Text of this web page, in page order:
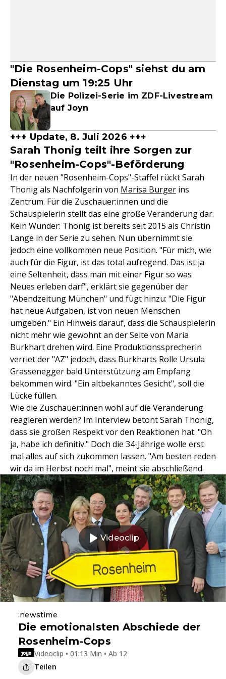
"Die Rosenheim-Cops" siehst du am
Dienstag um 19:25 Uhr
Die Polizei-Serie im ZDF-Livestream
auf Joyn
+++ Update, 8. Juli 2026 +++
Sarah Thonig teilt ihre Sorgen zur
"Rosenheim-Cops"-Beförderung
In der neuen "Rosenheim-Cops"-Staffel rückt Sarah
Thonig als Nachfolgerin von Marisa Burger ins
Zentrum. Für die Zuschauer:innen und die
Schauspielerin stellt das eine große Veränderung dar.
Kein Wunder: Thonig ist bereits seit 2015 als Christin
Lange in der Serie zu sehen. Nun übernimmt sie
jedoch eine vollkommen neue Position. "Für mich, wie
auch für die Figur, ist das total aufregend. Das ist ja
eine Seltenheit, dass man mit einer Figur so was
Neues erleben darf", erklärt sie gegenüber der
"Abendzeitung München" und fügt hinzu: "Die Figur
hat neue Aufgaben, ist von neuen Menschen
umgeben." Ein Hinweis darauf, dass die Schauspielerin
nicht mehr wie gewohnt an der Seite von Maria
Burkhart drehen wird. Eine Produktionssprecherin
verriet der "AZ" jedoch, dass Burkharts Rolle Ursula
Grassenegger bald Unterstützung am Empfang
bekommen wird. "Ein altbekanntes Gesicht", soll die
Lücke füllen.
Wie die Zuschauer:innen wohl auf die Veränderung
reagieren werden? Im Interview betont Sarah Thonig,
dass sie großen Respekt vor den Reaktionen hat. "Oh
ja, habe ich definitiv." Doch die 34-Jährige wolle erst
mal alles auf sich zukommen lassen. "Am besten reden
wir da im Herbst noch mal", meint sie abschließend.
Videoclip
:newstime
Die emotionalsten Abschiede der
Rosenheim-Cops
Videoclip • 01:13 Min • Ab 12
Teilen